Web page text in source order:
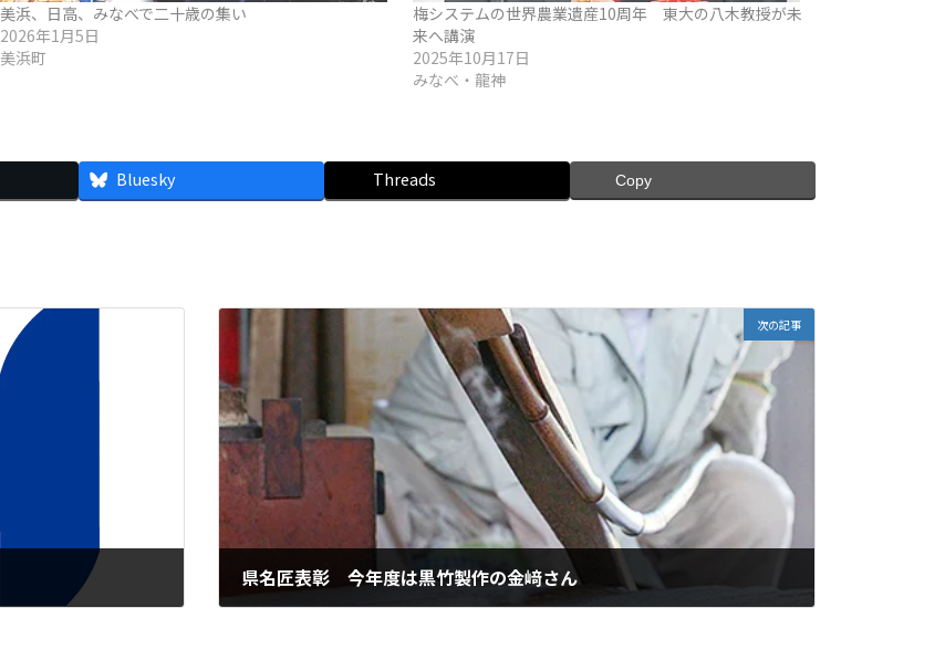
美浜、日高、みなべで二十歳の集い
2026年1月5日
美浜町
梅システムの世界農業遺産10周年 東大の八木教授が未
来へ講演
2025年10月17日
みなべ・龍神
Bluesky Threads Copy
次の記事
県名匠表彰 今年度は黒竹製作の金﨑さん